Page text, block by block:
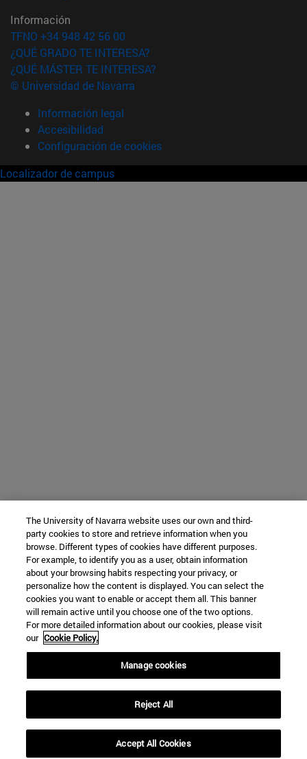
Información
TFNO +34 948 42 56 00
¿QUÉ GRADO TE INTERESA?
¿QUÉ MÁSTER TE INTERESA?
© Universidad de Navarra
Información legal
Accesibilidad
Configuración de cookies
Localizador de campus
The University of Navarra website uses our own and third-
party cookies to store and retrieve information when you
browse. Different types of cookies have different purposes.
For example, to identify you as a user, obtain information
about your browsing habits respecting your privacy, or
personalize how the content is displayed. You can select the
cookies you want to enable or accept them all. This banner
will remain active until you choose one of the two options.
For more detailed information about our cookies, please visit
our Cookie Policy.
Manage cookies
Reject All
Accept All Cookies